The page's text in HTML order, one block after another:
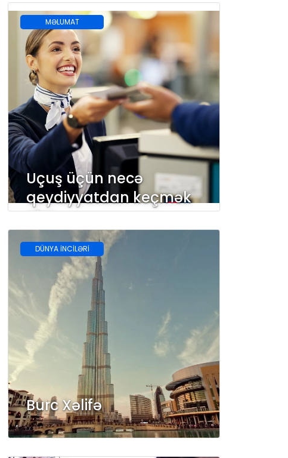
MƏLUMAT
Uçuş üçün necə
qeydiyyatdan keçmək
olar
DÜNYA İNCİLƏRİ
Burc Xəlifə